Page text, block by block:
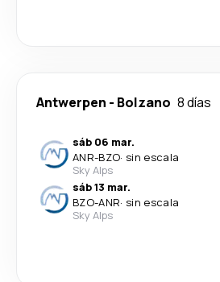
Antwerpen - Bolzano 8 días
sáb 06 mar.
ANR-BZO· sin escala
Sky Alps
sáb 13 mar.
BZO-ANR· sin escala
Sky Alps